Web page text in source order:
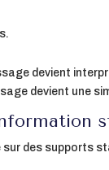
devient
devient une
sur des supports